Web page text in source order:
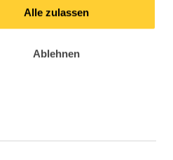
Alle zulassen
Ablehnen